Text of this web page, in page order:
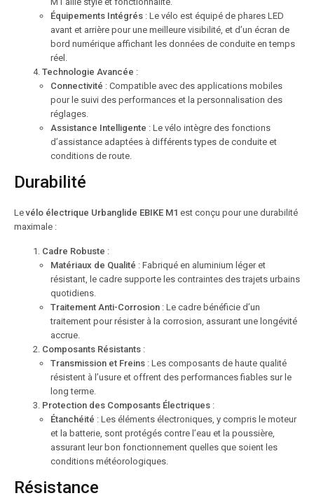
Équipements Intégrés : Le vélo est équipé de phares LED
avant et arrière pour une meilleure visibilité, et d’un écran de
bord numérique affichant les données de conduite en temps
réel.
Technologie Avancée :
Connectivité : Compatible avec des applications mobiles
pour le suivi des performances et la personnalisation des
réglages.
Assistance Intelligente : Le vélo intègre des fonctions
d’assistance adaptées à différents types de conduite et
conditions de route.
Durabilité
Levélo électrique Urbanglide EBIKE M1 est conçu pour une durabilité
maximale :
Cadre Robuste :
Matériaux de Qualité : Fabriqué en aluminium léger et
résistant, le cadre supporte les contraintes des trajets urbains
quotidiens.
Traitement Anti-Corrosion : Le cadre bénéficie d’un
traitement pour résister à la corrosion, assurant une longévité
accrue.
Composants Résistants :
Transmission et Freins : Les composants de haute qualité
résistent à l’usure et offrent des performances fiables sur le
long terme.
Protection des Composants Électriques :
Étanchéité : Les éléments électroniques, y compris le moteur
et la batterie, sont protégés contre l’eau et la poussière,
assurant leur bon fonctionnement quelles que soient les
conditions météorologiques.
Résistance